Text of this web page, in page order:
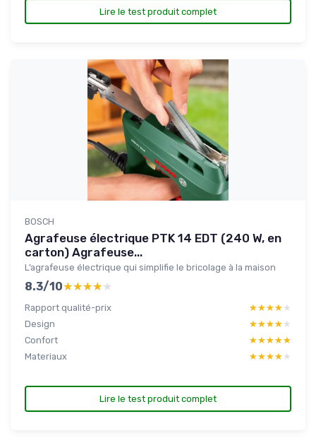
Lire le test produit complet
BOSCH
Agrafeuse électrique PTK 14 EDT (240 W, en
carton) Agrafeuse...
L’agrafeuse électrique qui simplifie le bricolage à la maison
8.3/10★★★★★
★★★★★
Rapport qualité-prix ★★★★★
★★★★★
Design
★★★★★
★★★★★
Confort
★★★★★
★★★★★
Materiaux
★★★★★
★★★★★
Lire le test produit complet